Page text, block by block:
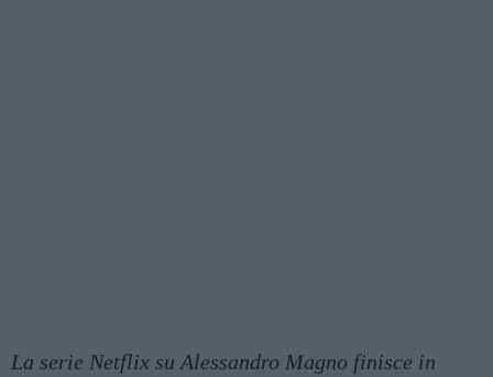
La serie Netflix su Alessandro Magno finisce in